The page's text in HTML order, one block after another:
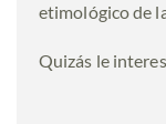
etimológico de
Quizás le